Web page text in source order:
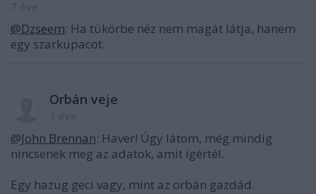
@Dzseem: Ha tükörbe néz nem magát látja, hanem
egy szarkupacot.
Orbán veje
@John Brennan: Haver! Úgy látom, még mindig
nincsenek meg az adatok, amit ígértél.
Egy hazug geci vagy, mint az orbán gazdád.